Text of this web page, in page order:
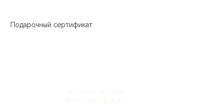
Подарочный сертификат